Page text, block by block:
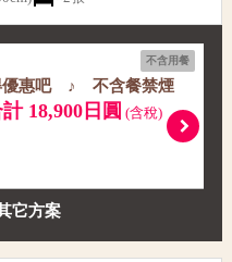
不含用餐
惠吧 ♪ 不含餐禁煙
18,900日圓 (含稅)
它方案